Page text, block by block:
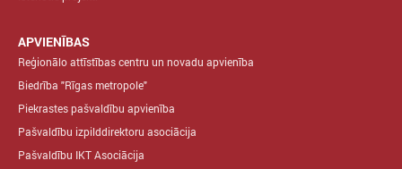
APVIENĪBAS
Reģionālo attīstības centru un novadu apvienība
Biedrība "Rīgas metropole"
Piekrastes pašvaldību apvienība
Pašvaldību izpilddirektoru asociācija
Pašvaldību IKT Asociācija